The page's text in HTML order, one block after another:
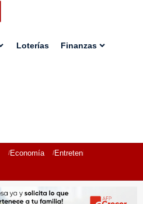
Loterías Finanzas
Economía Entretenimiento